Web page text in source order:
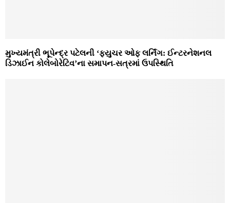
મુખ્યમંત્રી ભૂપેન્દ્ર પટેલની ‘ફ્યુચર ઓફ લર્નિંગ: ઈન્ટરનેશનલ
ડિઝાઈન કોલેબોરેટિવ’ના સમાપન-સત્રમાં ઉપસ્થિતિ